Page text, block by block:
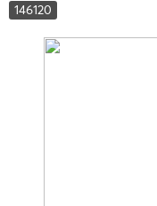
146120